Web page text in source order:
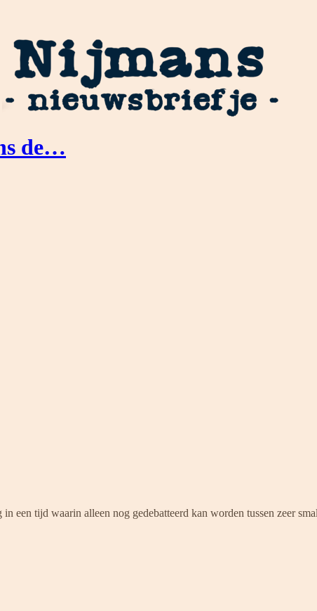
de…
tijd waarin alleen nog gedebatteerd kan worden tussen zeer